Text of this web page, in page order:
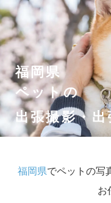
福岡県
ペットの
出張撮影・
福岡県でペットの写
お